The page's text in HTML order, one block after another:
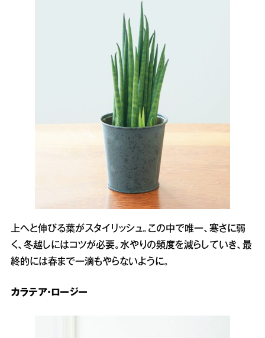
上へと伸びる葉がスタイリッシュ。この中で唯一、寒さに弱
く、冬越しにはコツが必要。水やりの頻度を減らしていき、最
終的には春まで一滴もやらないように。
カラテア・ロージー